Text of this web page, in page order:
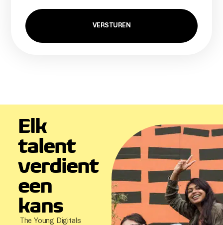
VERSTUREN
Elk
talent
verdient
een
kans
The Young Digitals